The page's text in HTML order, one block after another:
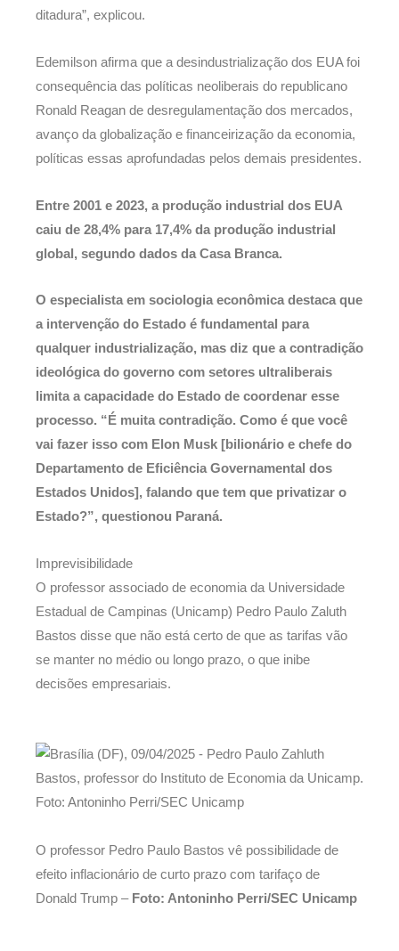
ditadura”, explicou.
Edemilson afirma que a desindustrialização dos EUA foi
consequência das políticas neoliberais do republicano
Ronald Reagan de desregulamentação dos mercados,
avanço da globalização e financeirização da economia,
políticas essas aprofundadas pelos demais presidentes.
Entre 2001 e 2023, a produção industrial dos EUA
caiu de 28,4% para 17,4% da produção industrial
global, segundo dados da Casa Branca.
O especialista em sociologia econômica destaca que
a intervenção do Estado é fundamental para
qualquer industrialização, mas diz que a contradição
ideológica do governo com setores ultraliberais
limita a capacidade do Estado de coordenar esse
processo. “É muita contradição. Como é que você
vai fazer isso com Elon Musk [bilionário e chefe do
Departamento de Eficiência Governamental dos
Estados Unidos], falando que tem que privatizar o
Estado?”, questionou Paraná.
Imprevisibilidade
O professor associado de economia da Universidade
Estadual de Campinas (Unicamp) Pedro Paulo Zaluth
Bastos disse que não está certo de que as tarifas vão
se manter no médio ou longo prazo, o que inibe
decisões empresariais.
O professor Pedro Paulo Bastos vê possibilidade de
efeito inflacionário de curto prazo com tarifaço de
Donald Trump – Foto: Antoninho Perri/SEC Unicamp